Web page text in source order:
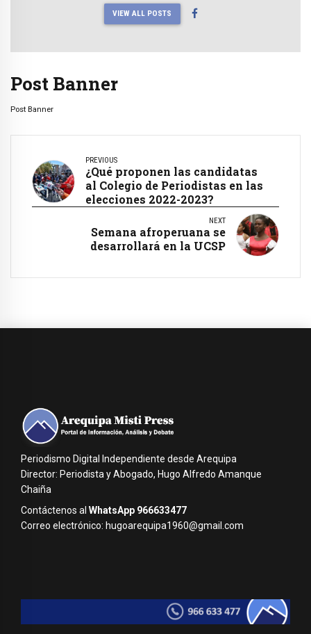
VIEW ALL POSTS
Post Banner
Post Banner
PREVIOUS
¿Qué proponen las candidatas
al Colegio de Periodistas en las
elecciones 2022-2023?
NEXT
Semana afroperuana se
desarrollará en la UCSP
Periodismo Digital Independiente desde Arequipa
Director: Periodista y Abogado, Hugo Alfredo Amanque
Chaiña
Contáctenos al WhatsApp 966633477
Correo electrónico: hugoarequipa1960@gmail.com